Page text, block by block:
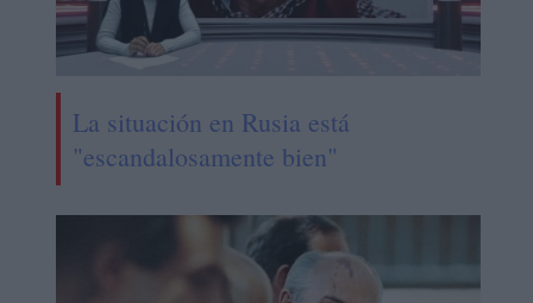
La situación en Rusia está
"escandalosamente bien"